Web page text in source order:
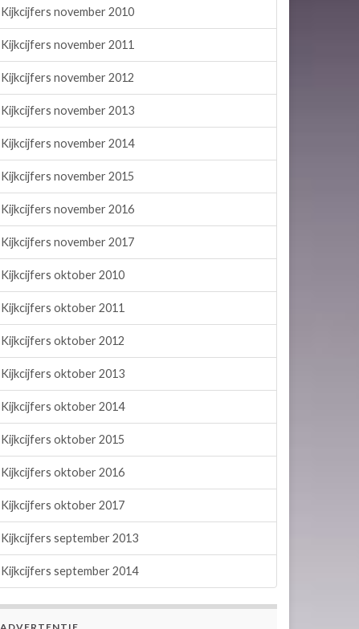
Kijkcijfers november 2010
Kijkcijfers november 2011
Kijkcijfers november 2012
Kijkcijfers november 2013
Kijkcijfers november 2014
Kijkcijfers november 2015
Kijkcijfers november 2016
Kijkcijfers november 2017
Kijkcijfers oktober 2010
Kijkcijfers oktober 2011
Kijkcijfers oktober 2012
Kijkcijfers oktober 2013
Kijkcijfers oktober 2014
Kijkcijfers oktober 2015
Kijkcijfers oktober 2016
Kijkcijfers oktober 2017
Kijkcijfers september 2013
Kijkcijfers september 2014